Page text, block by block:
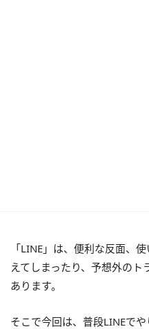
「LINE」は、便利な反面、
えてしまったり、予想外の
あります。
そこで今回は、普段LINEで